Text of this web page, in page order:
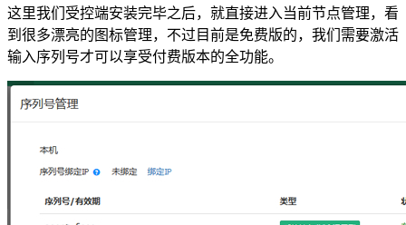
这里我们受控端安装完毕之后，就直接进入当前节点管理，看
到很多漂亮的图标管理，不过目前是免费版的，我们需要激活
输入序列号才可以享受付费版本的全功能。